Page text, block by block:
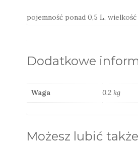
pojemność ponad 0,5 L, wielkość
Dodatkowe
Waga 0.2 kg
Możesz lubić